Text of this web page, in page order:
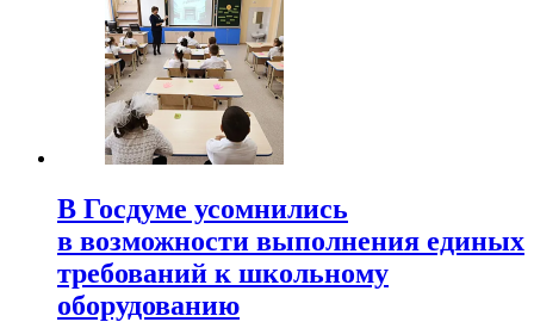
В Госдуме усомнились
в возможности выполнения единых
требований к школьному
оборудованию